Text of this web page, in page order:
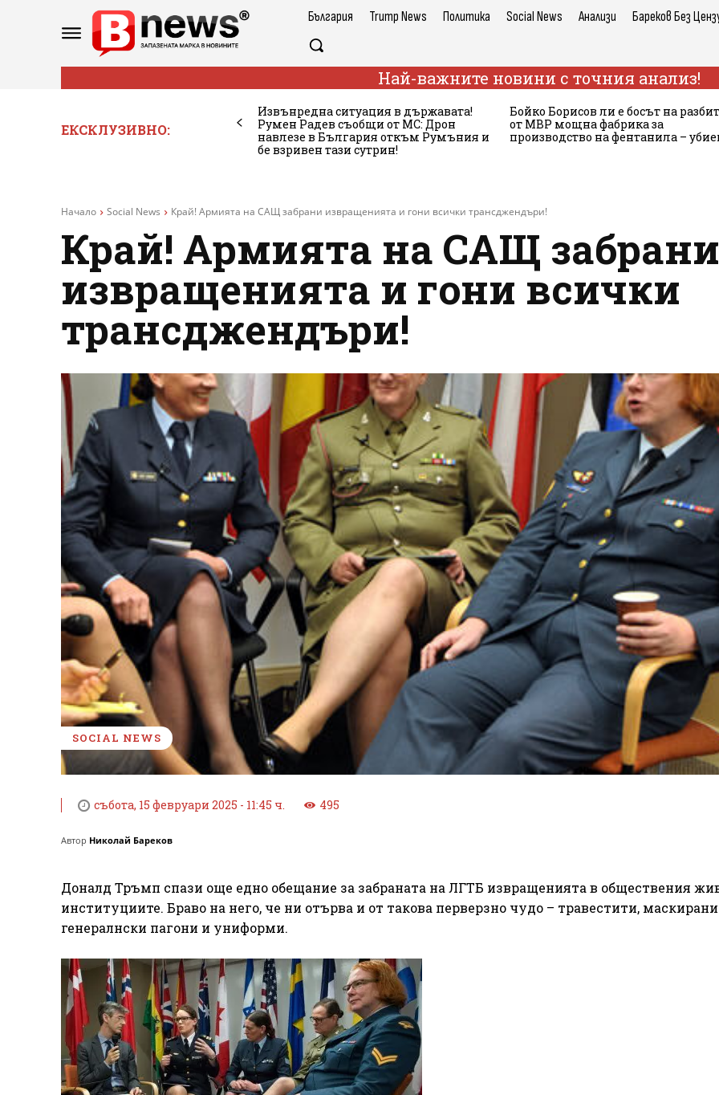
България Trump News Политика Social News Анализи Бареков Без
Най-важните новини с точния анализ!
ЕКСКЛУЗИВНО:
Извънредна ситуация в държавата!
Румен Радев съобщи от МС: Дрон
навлезе в България откъм Румъния и
бе взривен тази сутрин!
Бойко Борисов ли е босът на
от МВР мощна фабрика за
производство на фентанила –
Начало Social News Край! Армията на САЩ забрани извращенията и гони всички трансджендъри!
Край! Армията на САЩ забрани
извращенията и гони всички
трансджендъри!
SOCIAL NEWS
събота, 15 февруари 2025 - 11:45 ч. 495
Автор Николай Бареков
Доналд Тръмп спази още едно обещание за забраната на ЛГТБ извращенията в обществения
институциите. Браво на него, че ни отърва и от такова перверзно чудо – травестити,
генералнски пагони и униформи.